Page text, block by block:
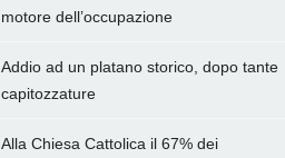
motore dell’occupazione
Addio ad un platano storico, dopo tante
capitozzature
Alla Chiesa Cattolica il 67% dei